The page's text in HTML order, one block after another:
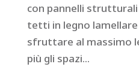
con pannelli
tetti in legno
sfruttare al massimo
più gli spazi...